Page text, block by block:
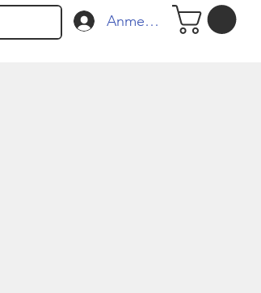
Anmelden